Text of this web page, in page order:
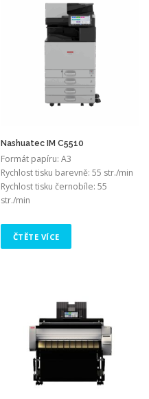
Nashuatec IM C5510
Formát papíru: A3
Rychlost tisku barevně: 55 str./min
Rychlost tisku černobíle: 55
str./min
ČTĚTE VÍCE